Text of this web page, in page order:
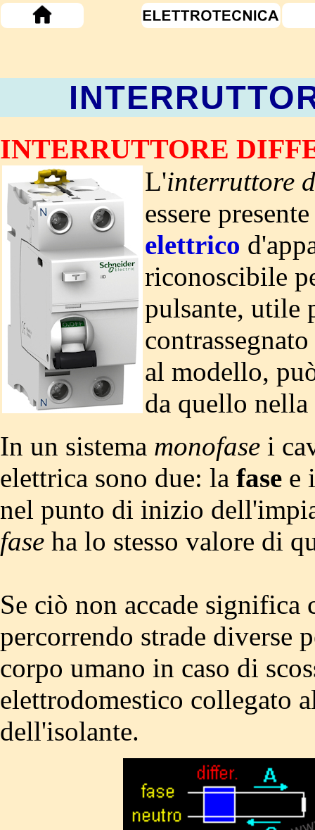
INTERRUTTORE
L'interruttore
essere
elettrico
riconoscibile
pulsante, utile
al modello,
da quello
In un sistema monofase i
elettrica sono due: la fase e
nel punto di inizio
fase ha lo stesso valore di
Se ciò non accade significa
percorrendo strade diverse
corpo umano in caso di
elettrodomestico collegato
dell'isolante.